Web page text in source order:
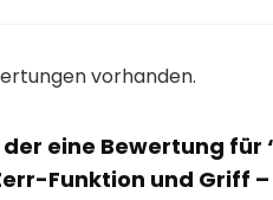
vorhanden.
der eine Bewertung
Funktion und Griff